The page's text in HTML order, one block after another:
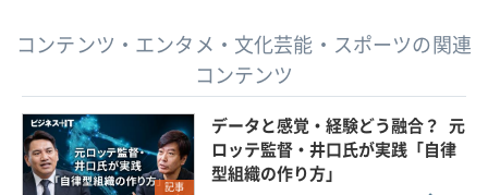
コンテンツ・エンタメ・文化芸能・スポーツの関連
コンテンツ
記事
データと感覚・経験どう融合？ 元
ロッテ監督・井口氏が実践「自律
型組織の作り方」